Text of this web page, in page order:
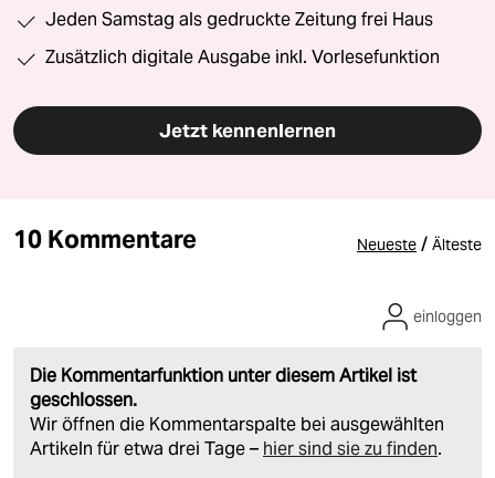
Jeden Samstag als gedruckte Zeitung frei Haus
Zusätzlich digitale Ausgabe inkl. Vorlesefunktion
Jetzt kennenlernen
10 Kommentare Neueste / Älteste
Die Kommentarfunktion unter diesem Artikel ist
geschlossen.
Wir öffnen die Kommentarspalte bei ausgewählten
Artikeln für etwa drei Tage – hier sind sie zu finden.
einloggen